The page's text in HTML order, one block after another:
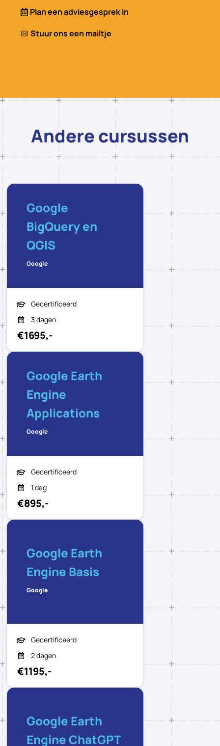
Plan een adviesgesprek in
Stuur ons een mailtje
Andere cursussen
Google
BigQuery en
QGIS
Google
Gecertificeerd
3 dagen
€1695,-
Google Earth
Engine
Applications
Google
Gecertificeerd
1 dag
€895,-
Google Earth
Engine Basis
Google
Gecertificeerd
2 dagen
€1195,-
Google Earth
Engine ChatGPT